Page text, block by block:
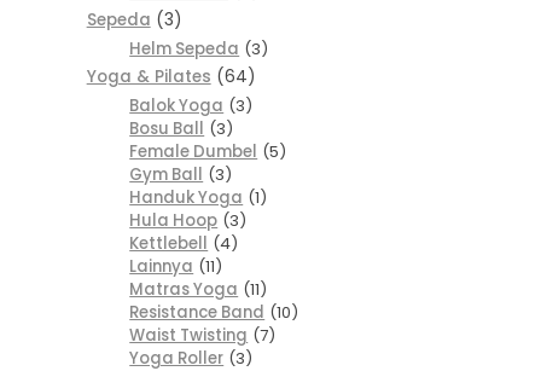
Sepeda
3
Helm Sepeda 3
Yoga & Pilates
64
Balok Yoga 3
Bosu Ball 3
Female Dumbel 5
Gym Ball 3
Handuk Yoga 1
Hula Hoop 3
Kettlebell 4
Lainnya 11
Matras Yoga 11
Resistance Band 10
Waist Twisting 7
Yoga Roller 3